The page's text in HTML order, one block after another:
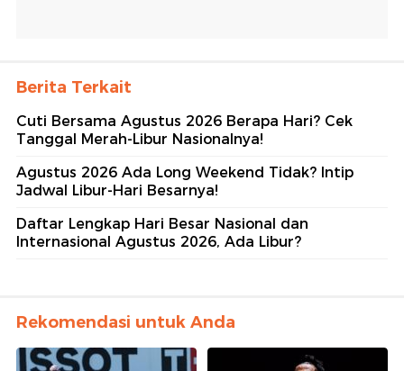
Berita Terkait
Cuti Bersama Agustus 2026 Berapa Hari? Cek
Tanggal Merah-Libur Nasionalnya!
Agustus 2026 Ada Long Weekend Tidak? Intip
Jadwal Libur-Hari Besarnya!
Daftar Lengkap Hari Besar Nasional dan
Internasional Agustus 2026, Ada Libur?
Rekomendasi untuk Anda